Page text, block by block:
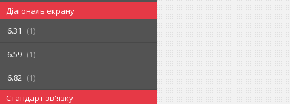
Діагональ екрану
6.31
1
6.59 1
6.82
1
Стандарт зв'язку